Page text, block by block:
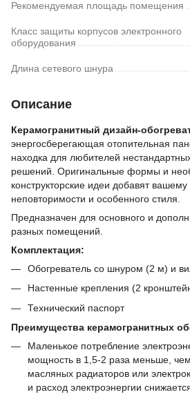
Рекомендуемая площадь помещения
Класс защиты корпусов электронного
оборудования
Длина сетевого шнура
Описание
Керамогранитный дизайн-
энергосберегающая отопительная
находка для любителей
решений. Оригинальные формы и
конструкторские идеи добавят
неповторимости и особенного стиля.
Предназначен для основного и
разных помещений.
Комплектация:
Обогреватель со шнуром (2 м) и
Настенные крепления (2
Технический паспорт
Преимущества керамогранитных
Маленькое потребление
мощность в 1,5-2 раза меньше, чем
масляных радиаторов или
и расход электроэнергии